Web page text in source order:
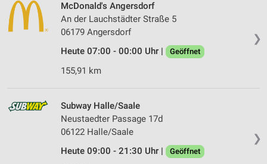
❯
McDonald's Angersdorf
An der Lauchstädter Straße 5
06179 Angersdorf
Heute 07:00 - 00:00 Uhr |
Geöffnet
155,91 km
❯
Subway Halle/Saale
Neustaedter Passage 17d
06122 Halle/Saale
Heute 09:00 - 21:30 Uhr |
Geöffnet